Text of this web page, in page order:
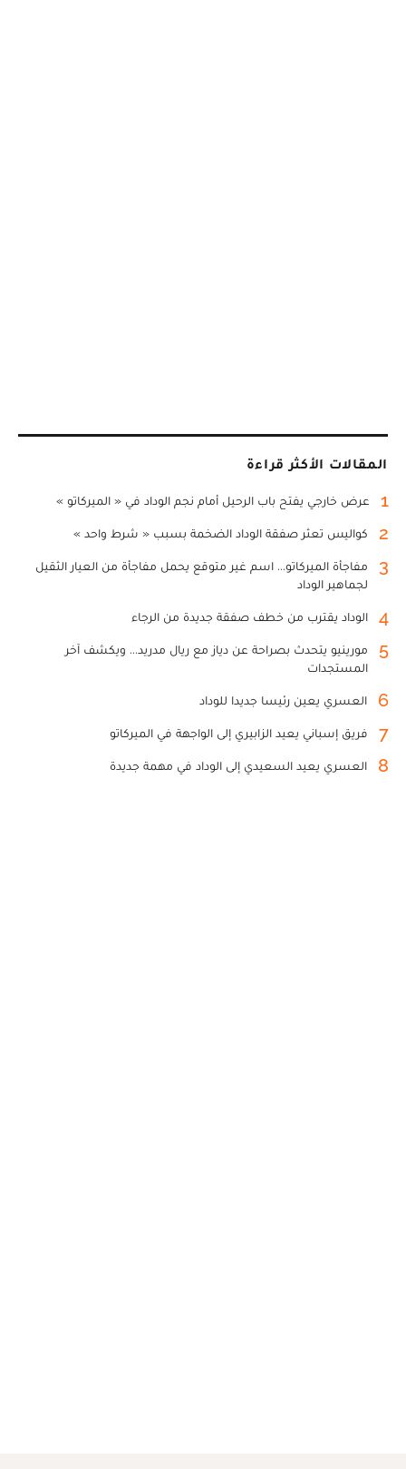
المقالات الأكثر قراءة
1 عرض خارجي يفتح باب الرحيل أمام نجم الوداد في « الميركاتو »
2 كواليس تعثر صفقة الوداد الضخمة بسبب « شرط واحد »
3
مفاجأة الميركاتو... اسم غير متوقع يحمل مفاجأة من العيار الثقيل
لجماهير الوداد
4 الوداد يقترب من خطف صفقة جديدة من الرجاء
5
مورينيو يتحدث بصراحة عن دياز مع ريال مدريد... ويكشف آخر
المستجدات
6 العسري يعين رئيسا جديدا للوداد
7 فريق إسباني يعيد الزابيري إلى الواجهة في الميركاتو
8 العسري يعيد السعيدي إلى الوداد في مهمة جديدة